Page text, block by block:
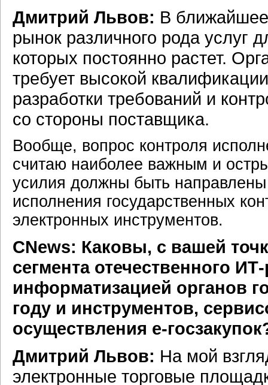
Дмитрий Львов: В ближайшее
рынок различного рода услуг
которых постоянно растет.
требует высокой
разработки требований и
со стороны поставщика.
Вообще, вопрос контроля
считаю наиболее важным и
усилия должны быть
исполнения государственных
электронных инструментов.
CNews: Каковы, с вашей
сегмента отечественного
информатизацией органов
году и инструментов,
осуществления е-
Дмитрий Львов: На мой
электронные торговые